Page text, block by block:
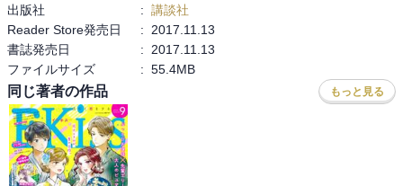
出版社
: 講談社
Reader Store発売日
:
2017.11.13
書誌発売日
:
2017.11.13
ファイルサイズ
: 55.4MB
同じ著者の作品 もっと見る